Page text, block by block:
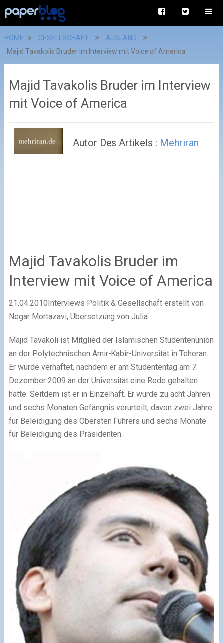
HOME GESELLSCHAFT
AUSLAND
Majid Tavakolis Bruder im Interview mit Voice of America
Majid Tavakolis Bruder im Interview
mit Voice of America
Autor Des Artikels : Mehriran
Majid Tavakolis Bruder im
Interview mit Voice of America
21.04.2010Interviews Politik & Gesellschaft erstellt von
Negar Mortazavi, Übersetzung von Julia
Majid Tavakoli ist Mitglied der Islamischen Studentenunion
an der Polytechnischen Amir-Kabir-Universität in Teheran.
Er wurde verhaftet, nachdem er am Studententag am 7.
Dezember 2009 an der Universität eine Rede gehalten
hatte. Seitdem ist er in Einzelhaft. Er wurde zu acht Jahren
und sechs Monaten Gefängnis verurteilt, davon zwei Jahre
für Beleidigung des Obersten Führers und sechs Monate
für Beleidigung des Präsidenten.